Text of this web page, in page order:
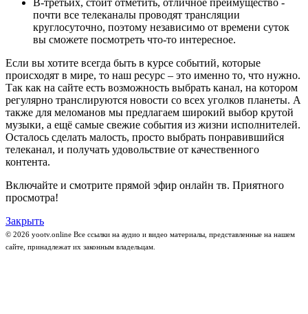
почти все телеканалы проводят трансляции
круглосуточно, поэтому независимо от времени суток
вы сможете посмотреть что-то интересное.
Если вы хотите всегда быть в курсе событий, которые
происходят в мире, то наш ресурс – это именно то, что нужно.
Так как на сайте есть возможность выбрать канал, на котором
регулярно транслируются новости со всех уголков планеты. А
также для меломанов мы предлагаем широкий выбор крутой
музыки, а ещё самые свежие события из жизни исполнителей.
Осталось сделать малость, просто выбрать понравившийся
телеканал, и получать удовольствие от качественного
контента.
Включайте и смотрите прямой эфир онлайн тв. Приятного
просмотра!
Закрыть
© 2026 yootv.online Все ссылки на аудио и видео материалы, представленные на нашем
сайте, принадлежат их законным владельцам.